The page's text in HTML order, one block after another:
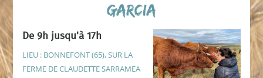
GARCIA
De 9h jusqu'à 17h
LIEU : BONNEFONT (65), SUR LA
FERME DE CLAUDETTE SARRAMEA